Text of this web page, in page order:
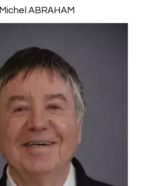
Michel ABRAHAM